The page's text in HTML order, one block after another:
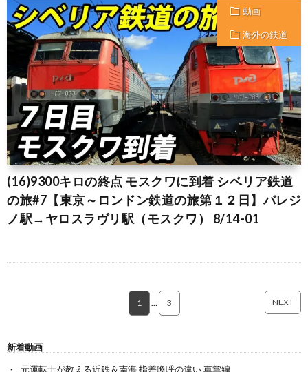
動画
海外の鉄道
(16)9300キロの終点 モスクワに到着 シベリア鉄道
の旅#7【東京～ロンドン鉄道の旅第１２日】バレジ
ノ駅→ヤロスラヴリ駅（モスクワ） 8/14-01
1 3 NEXT
新着動画
元運転士が教える近鉄＆南海 指差喚呼の違い 車掌編